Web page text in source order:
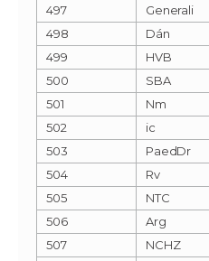
497
Generali
498
Dán
499
HVB
500
SBA
501
Nm
502
ic
503
PaedDr
504
Rv
505
NTC
506
Arg
507
NCHZ